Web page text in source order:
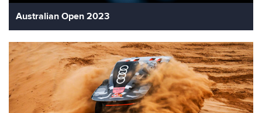
Australian Open 2023